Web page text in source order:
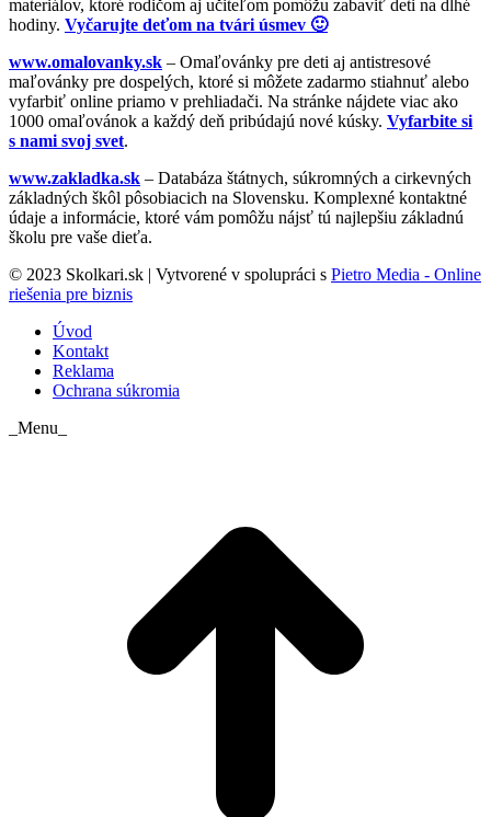
materiálov, ktoré rodičom aj učiteľom pomôžu zabaviť deti na dlhé
hodiny. Vyčarujte deťom na tvári úsmev 🙂
www.omalovanky.sk – Omaľovánky pre deti aj antistresové
maľovánky pre dospelých, ktoré si môžete zadarmo stiahnuť alebo
vyfarbiť online priamo v prehliadači. Na stránke nájdete viac ako
1000 omaľovánok a každý deň pribúdajú nové kúsky. Vyfarbite si
s nami svoj svet.
www.zakladka.sk – Databáza štátnych, súkromných a cirkevných
základných škôl pôsobiacich na Slovensku. Komplexné kontaktné
údaje a informácie, ktoré vám pomôžu nájsť tú najlepšiu základnú
školu pre vaše dieťa.
© 2023 Skolkari.sk | Vytvorené v spolupráci s Pietro Media - Online
riešenia pre biznis
Úvod
Kontakt
Reklama
Ochrana súkromia
_Menu_